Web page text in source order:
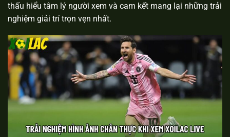
thấu hiểu tâm lý người xem và cam kết mang lại những trải
nghiệm giải trí trọn vẹn nhất.